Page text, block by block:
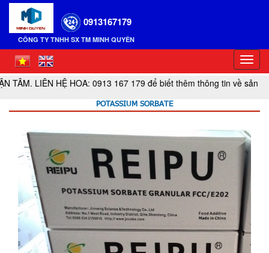
CÔNG TY TNHH SX TM MINH QUYÊN
0913167179
HỆ HOA: 0913 167 179 để biết thêm thông tin về sản phẩm
POTASSIUM SORBATE